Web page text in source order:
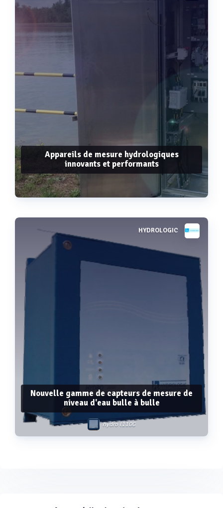
Appareils de mesure hydrologiques
innovants et performants
HYDROLOGIC
Nouvelle gamme de capteurs de mesure de
niveau d'eau bulle à bulle
hydro l1100